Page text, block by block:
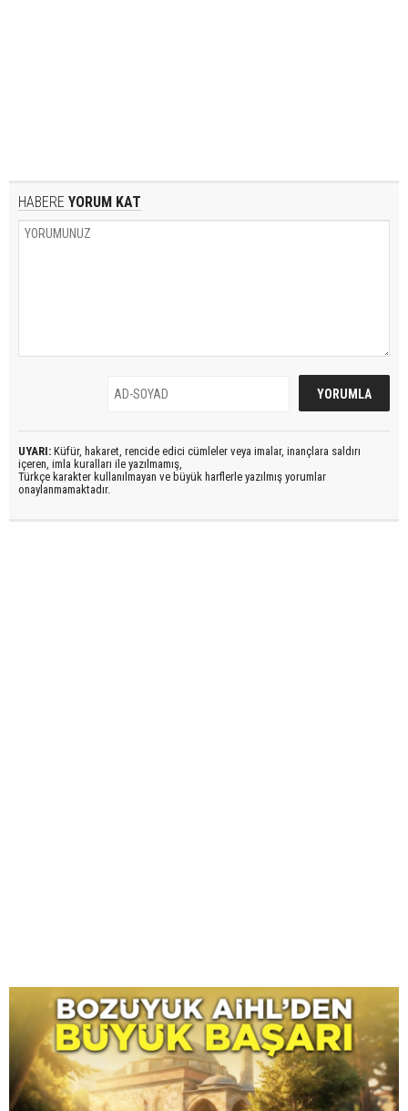
HABERE YORUM KAT
UYARI: Küfür, hakaret, rencide edici cümleler veya imalar, inançlara saldırı
içeren, imla kuralları ile yazılmamış,
Türkçe karakter kullanılmayan ve büyük harflerle yazılmış yorumlar
onaylanmamaktadır.